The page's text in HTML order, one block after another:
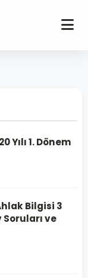
Yılı 1. Dönem
Bilgisi 3
Soruları ve